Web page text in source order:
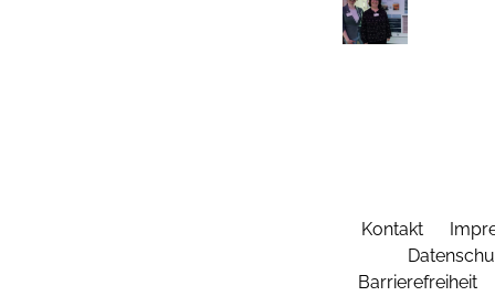
Kontakt
Barrierefreiheit